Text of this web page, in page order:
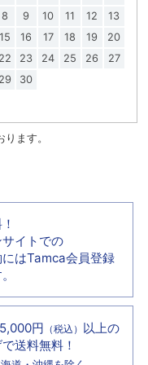
8 9 10 11 12
13
15 16 17 18 19
20
22 23 24 25 26
27
29 30
ます。
イトでの
はTamca会員登録
円 （税込） 以上の
で送料無料！